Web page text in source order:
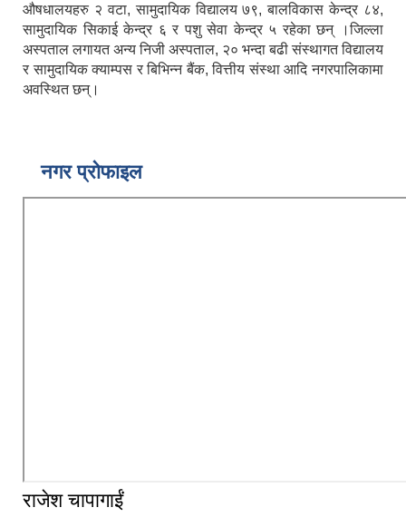
औषधालयहरु २ वटा, सामुदायिक विद्यालय ७९, बालविकास केन्द्र ८४,
सामुदायिक सिकाई केन्द्र ६ र पशु सेवा केन्द्र ५ रहेका छन् ।जिल्ला
अस्पताल लगायत अन्य निजी अस्पताल, २० भन्दा बढी संस्थागत विद्यालय
र सामुदायिक क्याम्पस र बिभिन्न बैंक, वित्तीय संस्था आदि नगरपालिकामा
अवस्थित छन्।
नगर प्रोफाइल
राजेश चापागाईं